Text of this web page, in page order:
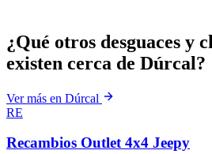
¿Qué otros desguaces y
existen cerca de Dúrcal?
Ver más en Dúrcal
RE
Recambios Outlet 4x4 Jeepy